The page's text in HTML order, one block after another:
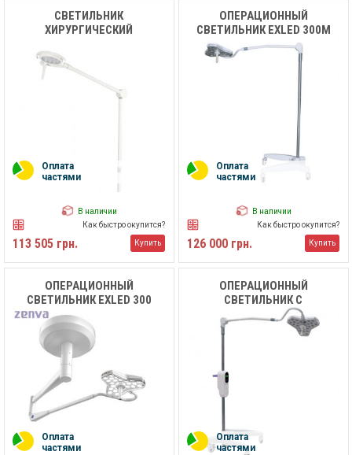
СВЕТИЛЬНИК
ХИРУРГИЧЕСКИЙ
DL200WY MEDIK
Оплата
частями
В наличии
Как быстро окупится?
113 505 грн. Купить
ОПЕРАЦИОННЫЙ
СВЕТИЛЬНИК EXLED 300M
Оплата
частями
В наличии
Как быстро окупится?
126 000 грн. Купить
ОПЕРАЦИОННЫЙ
СВЕТИЛЬНИК EXLED 300
Оплата
частями
ОПЕРАЦИОННЫЙ
СВЕТИЛЬНИК С
АККУМУЛЯТОРОМ EXLED
Оплата
частями